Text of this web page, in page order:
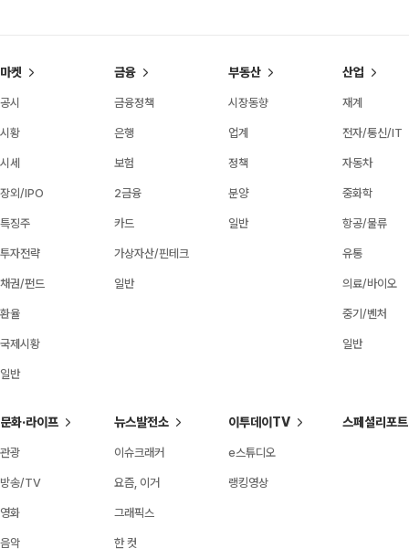
마켓
공시
시황
시세
장외/IPO
특징주
투자전략
채권/펀드
환율
국제시황
일반
금융
금융정책
은행
보험
2금융
카드
가상자산/핀테크
일반
부동산
시장동향
업계
정책
분양
일반
산업
재계
전자/통신/IT
자동차
중화학
항공/물류
유통
의료/바이오
중기/벤처
일반
문화·라이프
관광
방송/TV
영화
음악
뉴스발전소
이슈크래커
요즘, 이거
그래픽스
한 컷
이투데이TV
e스튜디오
랭킹영상
스페셜리포트